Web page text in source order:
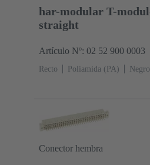
har-modular T-
straight
Artículo Nº: 02 52 900 0003
Recto Poliamida (PA) Negro
Conector hembra